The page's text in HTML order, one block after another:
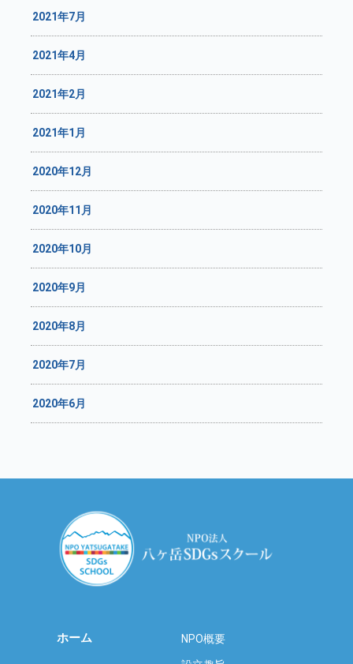
2021年7月
2021年4月
2021年2月
2021年1月
2020年12月
2020年11月
2020年10月
2020年9月
2020年8月
2020年7月
2020年6月
ホーム NPO概要